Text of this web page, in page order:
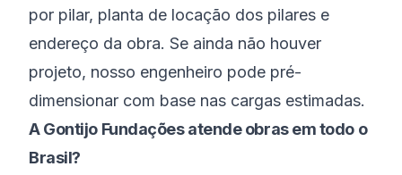
por pilar, planta de locação dos pilares e
endereço da obra. Se ainda não houver
projeto, nosso engenheiro pode pré-
dimensionar com base nas cargas estimadas.
A Gontijo Fundações atende obras em todo o
Brasil?